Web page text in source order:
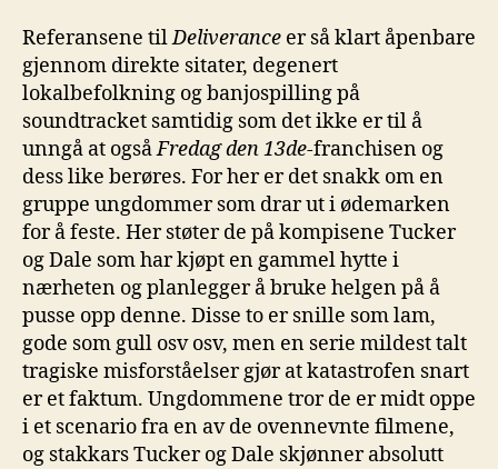
Referansene tilDeliverance er så klart åpenbare
gjennom direkte sitater, degenert
lokalbefolkning og banjospilling på
soundtracket samtidig som det ikke er til å
unngå at ogsåFredag den 13de-franchisen og
dess like berøres. For her er det snakk om en
gruppe ungdommer som drar ut i ødemarken
for å feste. Her støter de på kompisene Tucker
og Dale som har kjøpt en gammel hytte i
nærheten og planlegger å bruke helgen på å
pusse opp denne. Disse to er snille som lam,
gode som gull osv osv, men en serie mildest talt
tragiske misforståelser gjør at katastrofen snart
er et faktum. Ungdommene tror de er midt oppe
i et scenario fra en av de ovennevnte filmene,
og stakkars Tucker og Dale skjønner absolutt